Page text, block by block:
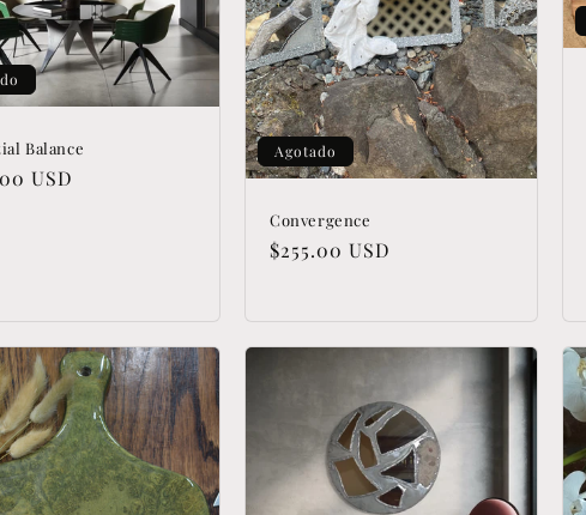
Balance
USD
Agotado
Convergence
Precio
$255.00 USD